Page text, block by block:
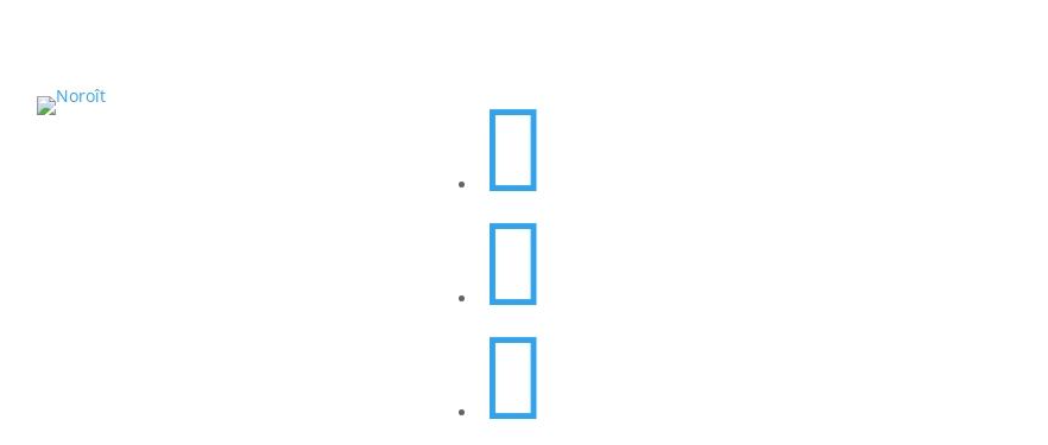


